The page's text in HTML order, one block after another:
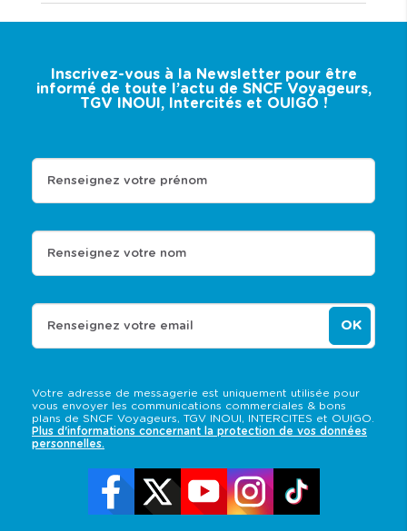
Inscrivez-vous à la Newsletter pour être
informé de toute l’actu de SNCF Voyageurs,
TGV INOUI, Intercités et OUIGO !
Votre adresse de messagerie est uniquement utilisée pour
vous envoyer les communications commerciales & bons
plans de SNCF Voyageurs, TGV INOUI, INTERCITES et OUIGO.
Plus d'informations concernant la protection de vos données
personnelles.
Renseignez votre prénom
Renseignez votre nom
Renseignez votre email OK